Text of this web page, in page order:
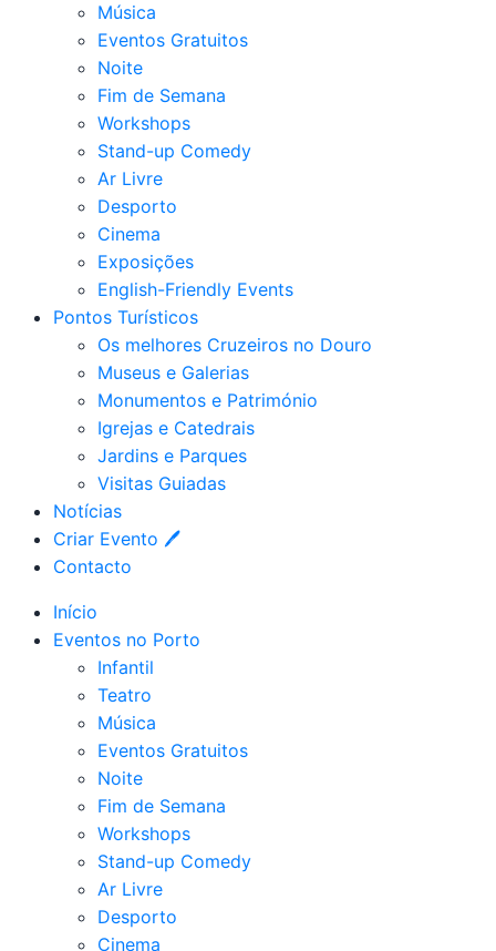
Música
Eventos Gratuitos
Noite
Fim de Semana
Workshops
Stand-up Comedy
Ar Livre
Desporto
Cinema
Exposições
English-Friendly Events
Pontos Turísticos
Os melhores Cruzeiros no Douro​
Museus e Galerias
Monumentos e Património
Igrejas e Catedrais
Jardins e Parques
Visitas Guiadas
Notícias
Criar Evento 🖊
Contacto
Início
Eventos no Porto
Infantil
Teatro
Música
Eventos Gratuitos
Noite
Fim de Semana
Workshops
Stand-up Comedy
Ar Livre
Desporto
Cinema